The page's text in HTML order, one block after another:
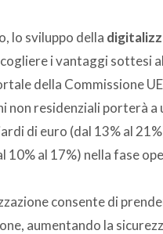
lo sviluppo della
i vantaggi sottesi
della Commissione
non residenziali porterà
di euro (dal 13% al
10% al 17%) nella fase
consente di
aumentando la